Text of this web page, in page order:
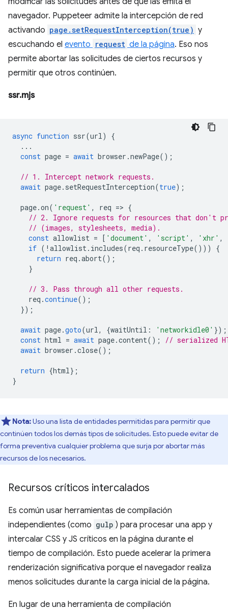
navegador. Puppeteer admite la intercepción de red
activando page.setRequestInterception(true) y
escuchando el evento request de la página. Eso nos
permite abortar las solicitudes de ciertos recursos y
permitir que otros continúen.
ssr.mjs
async function ssr(url)
{
...
const page = await browser .newPage();
// 1. Intercept network requests.
await page. setRequestInterception(true);
page.on( 'request' , req => {
// 2. Ignore requests for resources that don't
// (images, stylesheets, media).
const allowlist = [ 'document' , 'script' , 'xhr' ,
if ( ! allowlist. includes(req . resourceType()))
{
return req .abort();
}
// 3. Pass through all other requests.
req .continue();
});
await page.goto(url, {waitUntil : 'networkidle0' });
const html = await page.content();
// serialized
await browser .close();
return {html};
}
Nota:Uso una lista de entidades permitidas para permitir que
continúen todos los demás tipos de solicitudes. Esto puede evitar de
forma preventiva cualquier problema que surja por abortar más
recursos de los necesarios.
Recursos críticos intercalados
Es común usar herramientas de compilación
independientes (como gulp ) para procesar una app y
intercalar CSS y JS críticos en la página durante el
tiempo de compilación. Esto puede acelerar la primera
renderización significativa porque el navegador realiza
menos solicitudes durante la carga inicial de la página.
En lugar de una herramienta de compilación